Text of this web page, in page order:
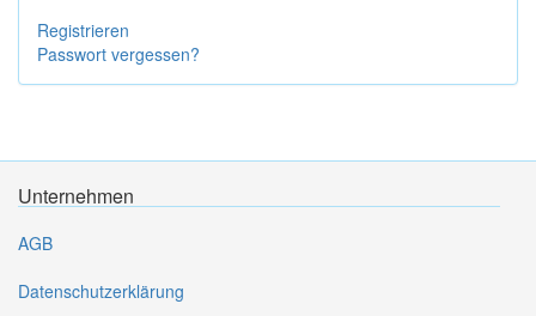
Registrieren
Passwort vergessen?
Unternehmen
AGB
Datenschutzerklärung